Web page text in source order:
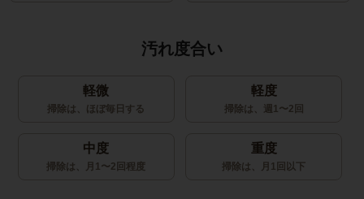
汚れ度合い
軽微
掃除は、ほぼ毎日する
軽度
掃除は、週1〜2回
中度
掃除は、月1〜2回程度
重度
掃除は、月1回以下